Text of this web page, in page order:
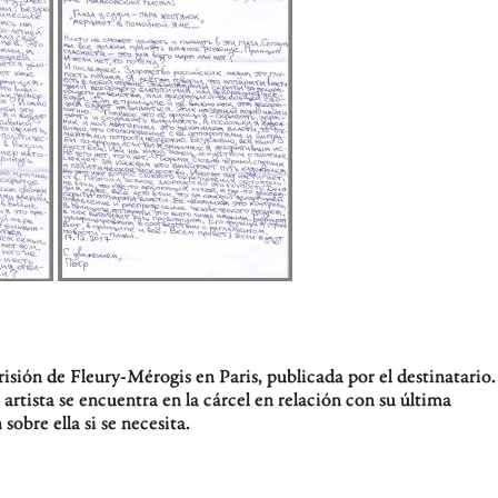
de Fleury-Mérogis en Paris, publicada por el destinatario.
se encuentra en la cárcel en relación con su última
ella si se necesita.